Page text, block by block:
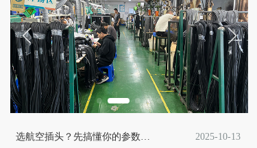
选航空插头？先搞懂你的参数需求！ 2025-10-13